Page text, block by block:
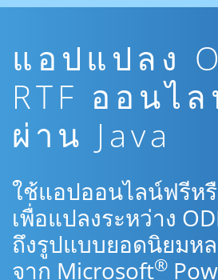
แอปแปลง
RTF ออนไ
ผ่าน Java
ใช้แอปออนไลน์ฟรีหรื
เพื่อแปลงระหว่าง
ถึงรูปแบบยอดนิยมห
จาก Microsoft®